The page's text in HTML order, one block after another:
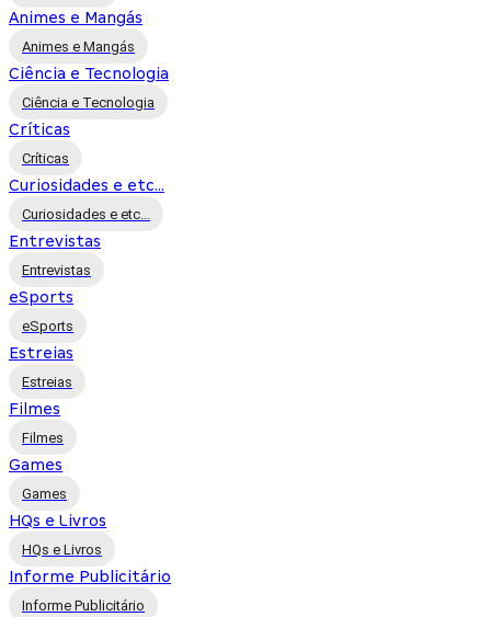
Animes e Mangás
Animes e Mangás
Ciência e Tecnologia
Ciência e Tecnologia
Críticas
Críticas
Curiosidades e etc...
Curiosidades e etc...
Entrevistas
Entrevistas
eSports
eSports
Estreias
Estreias
Filmes
Filmes
Games
Games
HQs e Livros
HQs e Livros
Informe Publicitário
Informe Publicitário